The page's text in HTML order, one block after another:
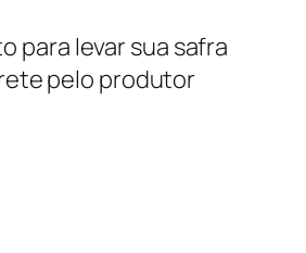
para levar sua safra
pelo produtor